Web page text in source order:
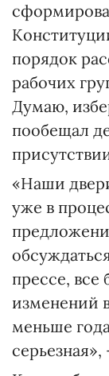
порядок
рабочих
Думаю,
пообещал
«Наши
уже в
прессе, все
изменений
меньше